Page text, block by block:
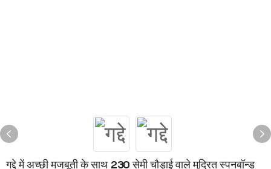
गद्दे में अच्छी मजबूती के साथ 230 सेमी चौड़ाई वाले मुद्रित स्पनबॉन्ड